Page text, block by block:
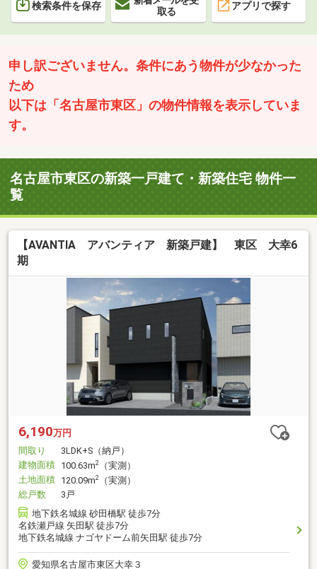
検索条件を保存
取る
アプリで探す
申し訳ございません。条件にあう物件が少なかった
ため
以下は「名古屋市東区」の物件情報を表示していま
す。
名古屋市東区の新築一戸建て・新築住宅 物件一
覧
【AVANTIA アバンティア 新築戸建】 東区 大幸6
期
6,190万円
間取り
3LDK+S（納戸）
建物面積 100.63m2
（実測）
土地面積 120.09m2
（実測）
総戸数
3戸
地下鉄名城線 砂田橋駅 徒歩7分
名鉄瀬戸線 矢田駅 徒歩7分
地下鉄名城線 ナゴヤドーム前矢田駅 徒歩7分
愛知県名古屋市東区大幸３